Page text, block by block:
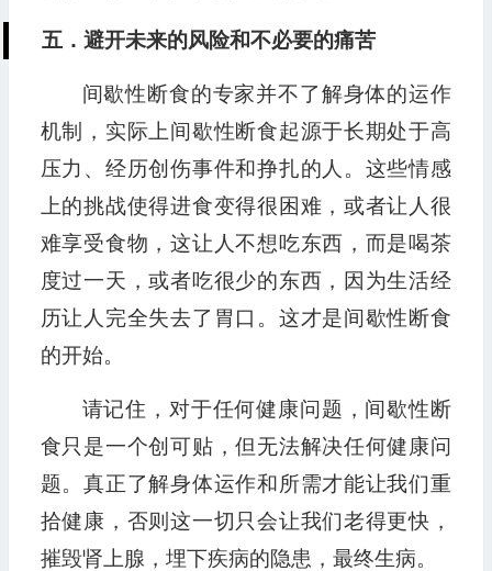
五．避开未来的风险和不必要的痛苦
间歇性断食的专家并不了解身体的运作
机制，实际上间歇性断食起源于长期处于高
压力、经历创伤事件和挣扎的人。这些情感
上的挑战使得进食变得很困难，或者让人很
难享受食物，这让人不想吃东西，而是喝茶
度过一天，或者吃很少的东西，因为生活经
历让人完全失去了胃口。这才是间歇性断食
的开始。
请记住，对于任何健康问题，间歇性断
食只是一个创可贴，但无法解决任何健康问
题。真正了解身体运作和所需才能让我们重
拾健康，否则这一切只会让我们老得更快，
摧毁肾上腺，埋下疾病的隐患，最终生病。